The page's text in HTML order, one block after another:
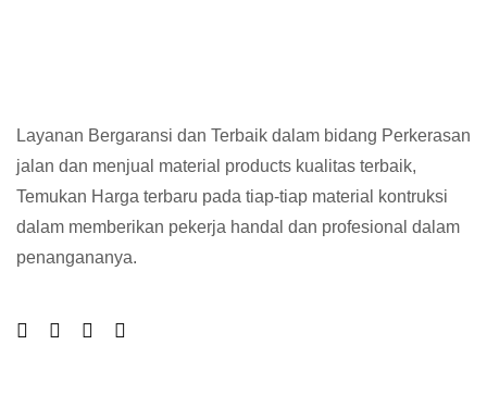
Layanan Bergaransi dan Terbaik dalam bidang Perkerasan
jalan dan menjual material products kualitas terbaik,
Temukan Harga terbaru pada tiap-tiap material kontruksi
dalam memberikan pekerja handal dan profesional dalam
penangananya.